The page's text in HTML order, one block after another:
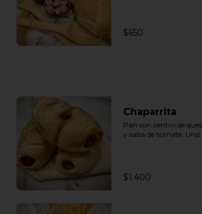
$650
Chaparrita
Pan con centro de
y salsa de tomate. Und.
$1.400